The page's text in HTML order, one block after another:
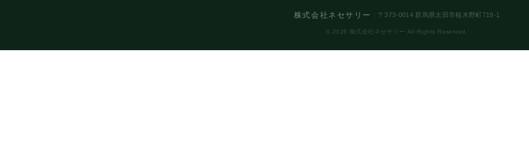
株式会社ネセサリー 〒373-0014 群馬県太田市植木野町719-1
© 2026 株式会社ネセサリー All Rights Reserved.